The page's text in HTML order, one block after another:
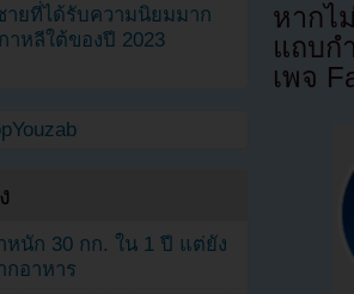
หากไ
แถบก
เพจ
ยที่ได้รับความนิยมมาก
าหลีใต้ของปี 2023
หนัก 30 กก. ใน 1 ปี แต่ยัง
กอาหาร